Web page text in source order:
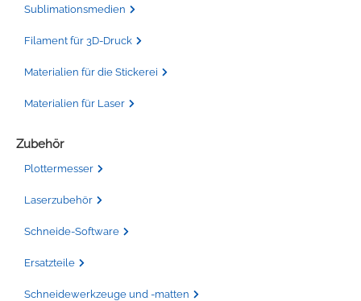
Sublimationsmedien
Filament für 3D-Druck
Materialien für die Stickerei
Materialien für Laser
Zubehör
Plottermesser
Laserzubehör
Schneide-Software
Ersatzteile
Schneidewerkzeuge und -matten